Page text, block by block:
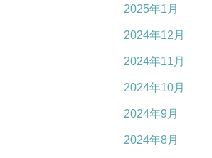
2025年1月
2024年12月
2024年11月
2024年10月
2024年9月
2024年8月